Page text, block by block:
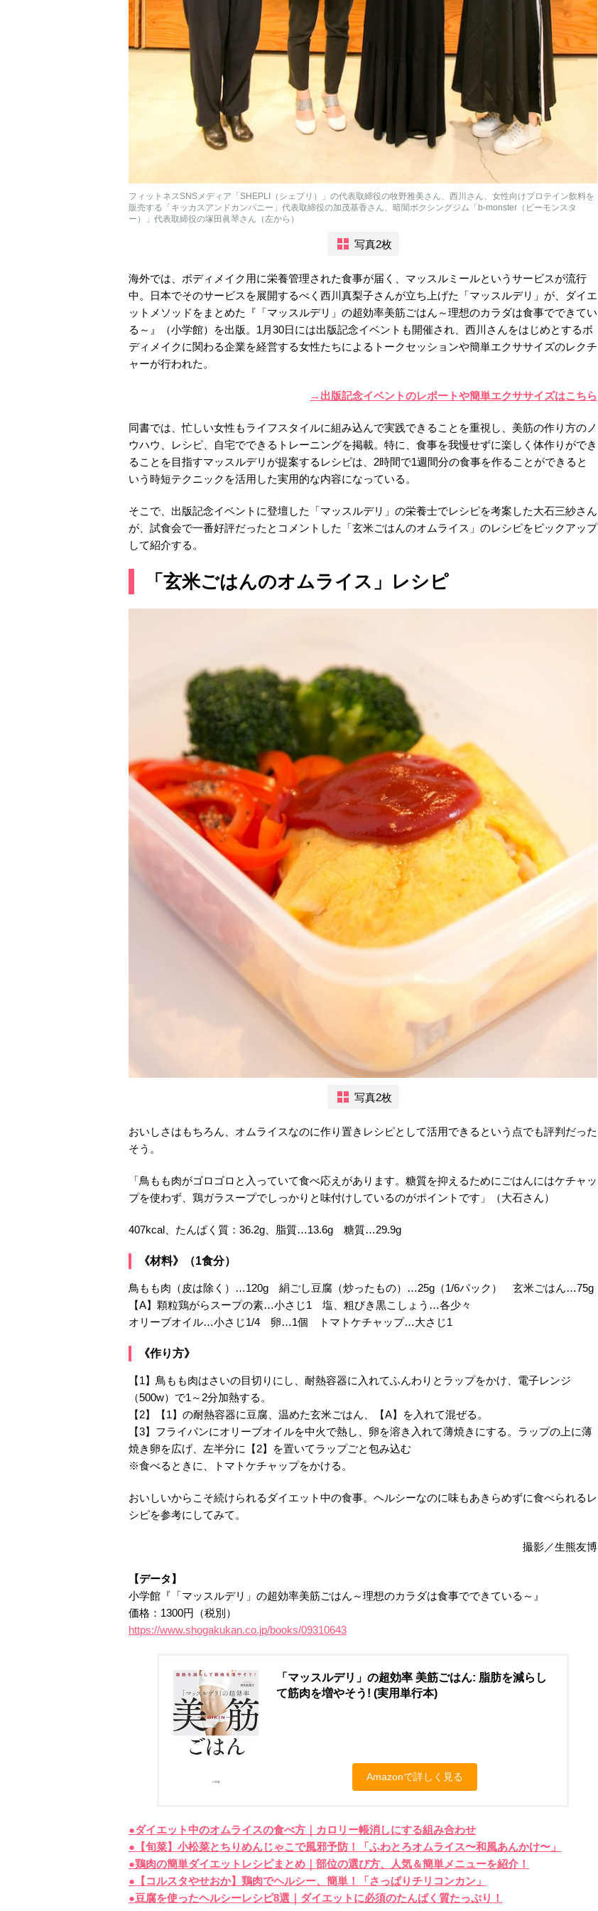
フィットネスSNSメディア「SHEPLI（シェプリ）」の代表取締役の牧野雅美さん、西川さん、女性向けプロテイン飲料を
販売する「キッカスアンドカンパニー」代表取締役の加茂基香さん、暗闇ボクシングジム「b-monster（ビーモンスタ
ー）」代表取締役の塚田眞琴さん（左から）
写真2枚
海外では、ボディメイク用に栄養管理された食事が届く、マッスルミールというサービスが流行
中。日本でそのサービスを展開するべく西川真梨子さんが立ち上げた「マッスルデリ」が、ダイエ
ットメソッドをまとめた『「マッスルデリ」の超効率美筋ごはん～理想のカラダは食事でできてい
る～』（小学館）を出版。1月30日には出版記念イベントも開催され、西川さんをはじめとするボ
ディメイクに関わる企業を経営する女性たちによるトークセッションや簡単エクササイズのレクチ
ャーが行われた。
→出版記念イベントのレポートや簡単エクササイズはこちら
同書では、忙しい女性もライフスタイルに組み込んで実践できることを重視し、美筋の作り方のノ
ウハウ、レシピ、自宅でできるトレーニングを掲載。特に、食事を我慢せずに楽しく体作りができ
ることを目指すマッスルデリが提案するレシピは、2時間で1週間分の食事を作ることができると
いう時短テクニックを活用した実用的な内容になっている。
そこで、出版記念イベントに登壇した「マッスルデリ」の栄養士でレシピを考案した大石三紗さん
が、試食会で一番好評だったとコメントした「玄米ごはんのオムライス」のレシピをピックアップ
して紹介する。
「玄米ごはんのオムライス」レシピ
写真2枚
おいしさはもちろん、オムライスなのに作り置きレシピとして活用できるという点でも評判だった
そう。
「鳥もも肉がゴロゴロと入っていて食べ応えがあります。糖質を抑えるためにごはんにはケチャッ
プを使わず、鶏ガラスープでしっかりと味付けしているのがポイントです」（大石さん）
407kcal、たんぱく質：36.2g、脂質…13.6g 糖質…29.9g
《材料》（1食分）
鳥もも肉（皮は除く）…120g 絹ごし豆腐（炒ったもの）…25g（1/6パック） 玄米ごはん…75g
【A】顆粒鶏がらスープの素…小さじ1 塩、粗びき黒こしょう…各少々
オリーブオイル…小さじ1/4 卵…1個 トマトケチャップ…大さじ1
《作り方》
【1】鳥もも肉はさいの目切りにし、耐熱容器に入れてふんわりとラップをかけ、電子レンジ
（500w）で1～2分加熱する。
【2】【1】の耐熱容器に豆腐、温めた玄米ごはん、【A】を入れて混ぜる。
【3】フライパンにオリーブオイルを中火で熱し、卵を溶き入れて薄焼きにする。ラップの上に薄
焼き卵を広げ、左半分に【2】を置いてラップごと包み込む
※食べるときに、トマトケチャップをかける。
おいしいからこそ続けられるダイエット中の食事。ヘルシーなのに味もあきらめずに食べられるレ
シピを参考にしてみて。
撮影／生熊友博
【データ】
小学館『「マッスルデリ」の超効率美筋ごはん～理想のカラダは食事でできている～』
価格：1300円（税別）
https://www.shogakukan.co.jp/books/09310643
「マッスルデリ」の超効率 美筋ごはん: 脂肪を減らし
て筋肉を増やそう! (実用単行本)
Amazonで詳しく見る
●ダイエット中のオムライスの食べ方｜カロリー帳消しにする組み合わせ
●【旬菜】小松菜とちりめんじゃこで風邪予防！「ふわとろオムライス〜和風あんかけ〜」
●鶏肉の簡単ダイエットレシピまとめ｜部位の選び方、人気＆簡単メニューを紹介！
●【コルスタやせおか】鶏肉でヘルシー、簡単！「さっぱりチリコンカン」
●豆腐を使ったヘルシーレシピ8選｜ダイエットに必須のたんぱく質たっぷり！